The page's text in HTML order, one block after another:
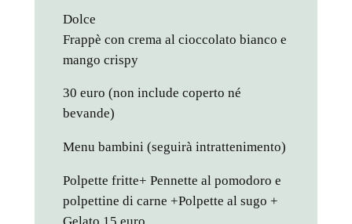
Dolce
Frappè con crema al cioccolato bianco e
mango crispy
30 euro (non include coperto né
bevande)
Menu bambini (seguirà intrattenimento)
Polpette fritte+ Pennette al pomodoro e
polpettine di carne +Polpette al sugo +